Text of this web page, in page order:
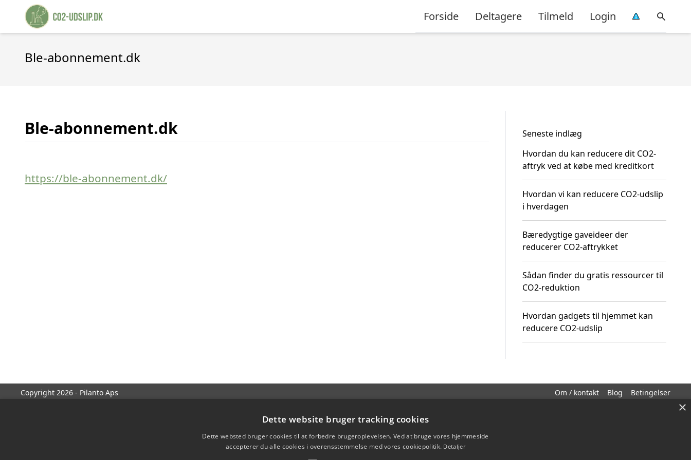
Forside Deltagere Tilmeld Login
Ble-abonnement.dk
Ble-abonnement.dk
https://ble-abonnement.dk/
Seneste indlæg
Hvordan du kan reducere dit CO2-
aftryk ved at købe med kreditkort
Hvordan vi kan reducere CO2-udslip
i hverdagen
Bæredygtige gaveideer der
reducerer CO2-aftrykket
Sådan finder du gratis ressourcer til
CO2-reduktion
Hvordan gadgets til hjemmet kan
reducere CO2-udslip
Copyright 2026 - Pilanto Aps Om / kontakt Blog Betingelser
×
Dette website bruger tracking cookies
Dette websted bruger cookies til at forbedre brugeroplevelsen. Ved at bruge vores hjemmeside
accepterer du alle cookies i overensstemmelse med vores cookiepolitik. Detaljer